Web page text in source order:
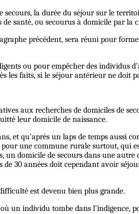
la durée du séjour sur le
de santé, ou secourus à domicile par la
précédent, sera réuni pour
ou pour empêcher des individus
les faits, si le séjour antérieur ne
aux recherches de domiciles de
leur domicile de naissance.
et qu’après un laps de temps aussi
une commune rurale surtout,
domicile de secours dans une
30 années doit cependant avoir
est devenu bien plus grande.
un individu tombe dans